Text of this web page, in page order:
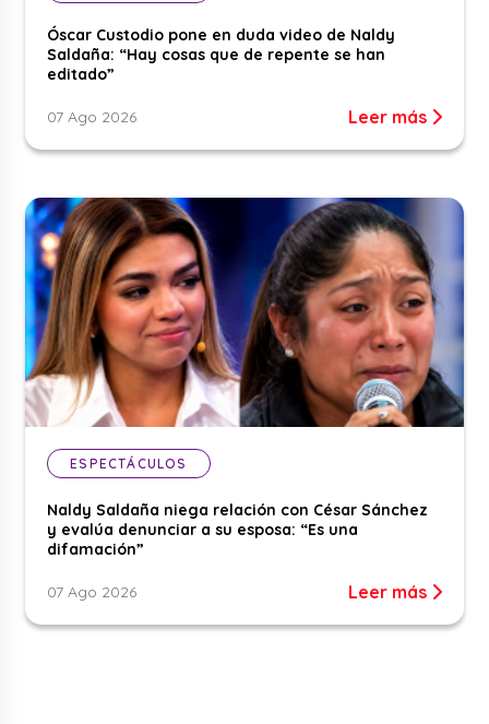
Óscar Custodio pone en duda video de Naldy
Saldaña: “Hay cosas que de repente se han
editado”
07 Ago 2026 Leer más
ESPECTÁCULOS
Naldy Saldaña niega relación con César Sánchez
y evalúa denunciar a su esposa: “Es una
difamación”
07 Ago 2026 Leer más